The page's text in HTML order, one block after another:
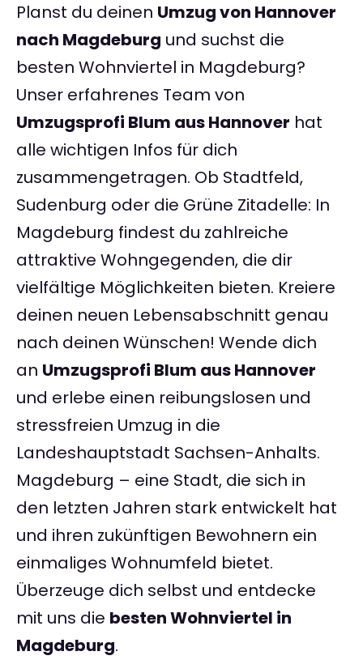
Planst du deinen Umzug von Hannover
nach Magdeburg und suchst die
besten Wohnviertel in Magdeburg?
Unser erfahrenes Team von
Umzugsprofi Blum aus Hannover hat
alle wichtigen Infos für dich
zusammengetragen. Ob Stadtfeld,
Sudenburg oder die Grüne Zitadelle: In
Magdeburg findest du zahlreiche
attraktive Wohngegenden, die dir
vielfältige Möglichkeiten bieten. Kreiere
deinen neuen Lebensabschnitt genau
nach deinen Wünschen! Wende dich
an Umzugsprofi Blum aus Hannover
und erlebe einen reibungslosen und
stressfreien Umzug in die
Landeshauptstadt Sachsen-Anhalts.
Magdeburg – eine Stadt, die sich in
den letzten Jahren stark entwickelt hat
und ihren zukünftigen Bewohnern ein
einmaliges Wohnumfeld bietet.
Überzeuge dich selbst und entdecke
mit uns die besten Wohnviertel in
Magdeburg.